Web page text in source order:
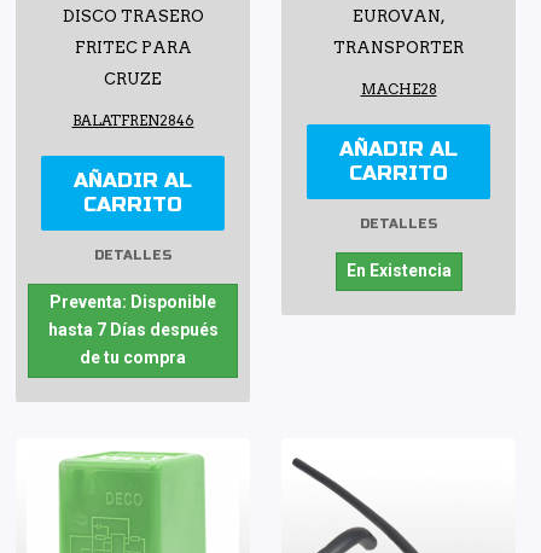
DISCO TRASERO
FRITEC PARA
CRUZE
BALATFREN2846
AÑADIR AL
CARRITO
DETALLES
Preventa: Disponible
hasta 7 Días después
de tu compra
EUROVAN,
TRANSPORTER
MACHE28
AÑADIR AL
CARRITO
DETALLES
En Existencia